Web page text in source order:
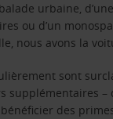
urbaine,
ou d’un
nous avons la
sont
supplémentaires
des